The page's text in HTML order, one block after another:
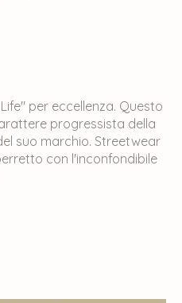
per eccellenza. Questo
progressista della
suo marchio. Streetwear
con l'inconfondibile